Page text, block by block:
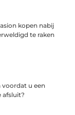
kopen nabij
te raken
voordat u een
afsluit?